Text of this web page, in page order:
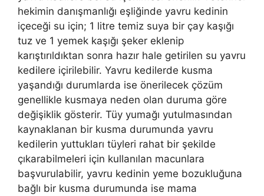
hekimin danışmanlığı eşliğinde yavru kedinin
içeceği su için; 1 litre temiz suya bir çay kaşığı
tuz ve 1 yemek kaşığı şeker eklenip
karıştırıldıktan sonra hazır hale getirilen su yavru
kedilere içirilebilir. Yavru kedilerde kusma
yaşandığı durumlarda ise önerilecek çözüm
genellikle kusmaya neden olan duruma göre
değişiklik gösterir. Tüy yumağı yutulmasından
kaynaklanan bir kusma durumunda yavru
kedilerin yuttukları tüyleri rahat bir şekilde
çıkarabilmeleri için kullanılan macunlara
başvurulabilir, yavru kedinin yeme bozukluğuna
bağlı bir kusma durumunda ise mama